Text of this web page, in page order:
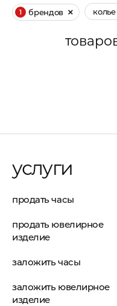
1 брендов колье
услуги
продать часы
продать ювелирное
изделие
заложить часы
заложить ювелирное
изделие